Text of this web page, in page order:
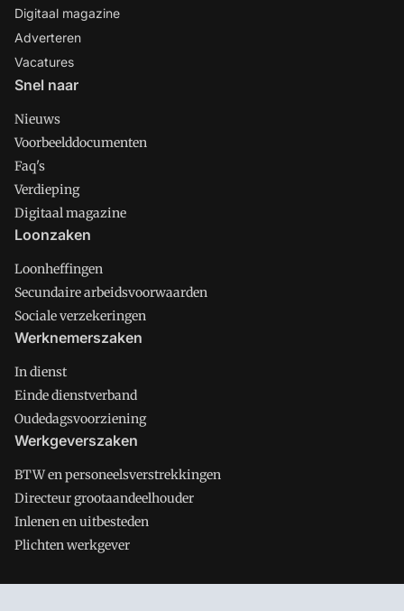
Digitaal magazine
Adverteren
Vacatures
Snel naar
Nieuws
Voorbeelddocumenten
Faq's
Verdieping
Digitaal magazine
Loonzaken
Loonheffingen
Secundaire arbeidsvoorwaarden
Sociale verzekeringen
Werknemerszaken
In dienst
Einde dienstverband
Oudedagsvoorziening
Werkgeverszaken
BTW en personeelsverstrekkingen
Directeur grootaandeelhouder
Inlenen en uitbesteden
Plichten werkgever